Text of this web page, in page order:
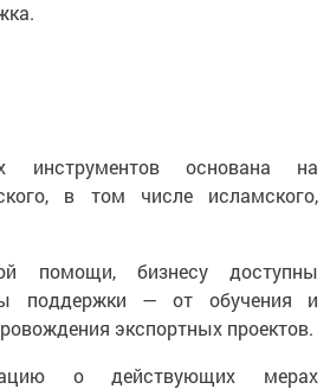
инструментов основана на
в том числе исламского,
помощи, бизнесу доступны
поддержки — от обучения и
экспортных проектов.
о действующих мерах